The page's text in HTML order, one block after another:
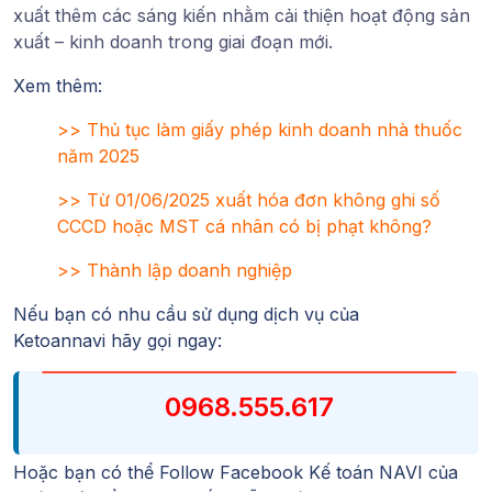
xuất thêm các sáng kiến nhằm cải thiện hoạt động sản
xuất – kinh doanh trong giai đoạn mới.
Xem thêm:
>> Thủ tục làm giấy phép kinh doanh nhà thuốc
năm 2025
>> Từ 01/06/2025 xuất hóa đơn không ghi số
CCCD hoặc MST cá nhân có bị phạt không?
>> Thành lập doanh nghiệp
Nếu bạn có nhu cầu sử dụng dịch vụ của
Ketoannavi hãy gọi ngay:
0968.555.617
Hoặc bạn có thể Follow Facebook Kế toán NAVI của